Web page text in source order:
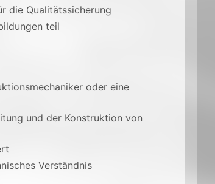
die Qualitätssicherung
teil
oder eine
und der Konstruktion von
Verständnis